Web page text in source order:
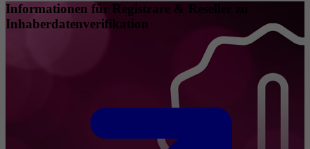
Informationen für Registrare & Reseller zu
Inhaberdatenverifikation